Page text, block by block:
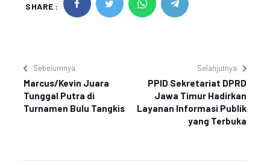
SHARE :
Sebelumnya
Marcus/Kevin Juara
Tunggal Putra di
Turnamen Bulu Tangkis
Selanjutnya
PPID Sekretariat DPRD
Jawa Timur Hadirkan
Layanan Informasi Publik
yang Terbuka